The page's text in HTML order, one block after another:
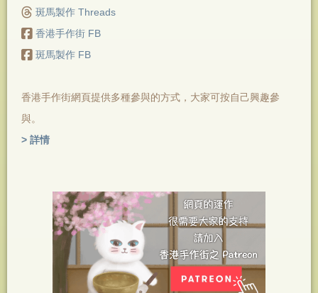
斑馬製作 Threads
香港手作街 FB
斑馬製作 FB
香港手作街網頁提供多種參與的方式，大家可按自己興趣參
與。
> 詳情